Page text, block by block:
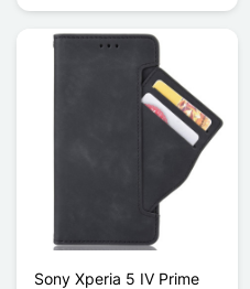
Sony Xperia 5 IV Prime